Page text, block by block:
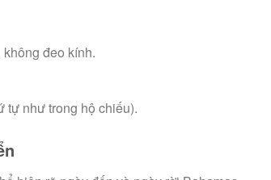
đeo kính.
tự như trong hộ chiếu).